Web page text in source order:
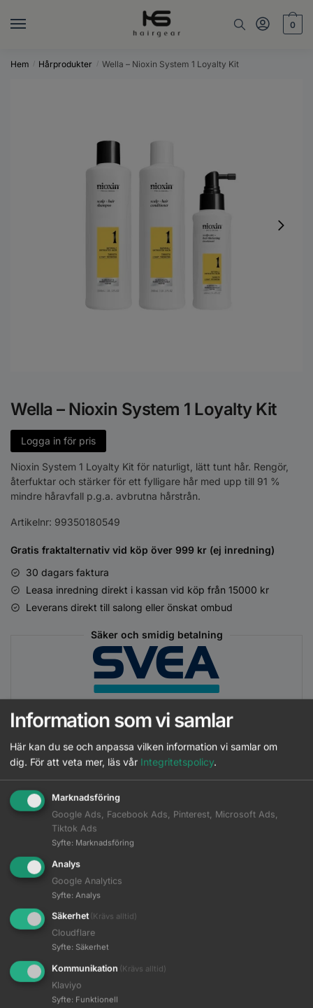
0
Hem / Hårprodukter / Wella – Nioxin System 1 Loyalty Kit
Wella – Nioxin System 1 Loyalty Kit
Logga in för pris
Nioxin System 1 Loyalty Kit för naturligt, lätt tunt hår. Rengör,
återfuktar och stärker för ett fylligare hår med upp till 91 %
mindre håravfall p.g.a. avbrutna hårstrån.
Artikelnr: 99350180549
Gratis fraktalternativ vid köp över 999 kr (ej inredning)
30 dagars faktura
Leasa inredning direkt i kassan vid köp från 15000 kr
Leverans direkt till salong eller önskat ombud
Säker och smidig betalning
Beskrivning
Ytterligare information
Nioxin System 1 Loyalty Kit är ett hårvårdssystem för naturligt
hår med lätt uttunning. Denna unika uppsättning med tre
professionella hårvårdsprodukter är särskilt framtagen som en
hårförtjockande behandling som fräschar upp hårbotten och
ger ett hår som ser fylligare ut.
Nioxin System 1-rutinen fräschar upp hårbotten, minskar
håravfall på grund av avbrutna hårstrån, stärker håret och ger
talg och andra miljörester från hårbotten och hår.
Nioxin Scalp Therapy Conditioner är ett lättviktigt balsam som
Information som vi samlar
Här kan du se och anpassa vilken information vi samlar om
dig. För att veta mer, läs vår Integritetspolicy.
Marknadsföring
Google Ads, Facebook Ads, Pinterest, Microsoft Ads,
Tiktok Ads
Syfte: Marknadsföring
Analys
Google Analytics
Syfte: Analys
Säkerhet (Krävs alltid)
Cloudflare
Syfte: Säkerhet
Kommunikation (Krävs alltid)
Klaviyo
Syfte: Funktionell